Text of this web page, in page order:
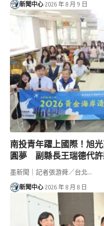
新聞中心 2026 年 8 月 9 日
南投青年躍上國際！旭
圓夢 副縣長王瑞德代許
墨新聞｜記者張游舜／台北…
新聞中心 2026 年 8 月 8 日